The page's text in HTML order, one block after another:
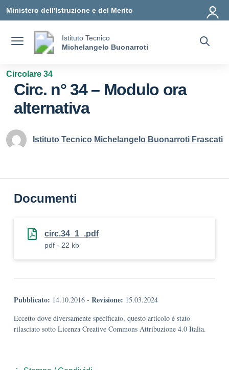
Ministero dell'Istruzione e del Merito
Istituto Tecnico
Michelangelo Buonarroti
Circolare 34
Circ. n° 34 – Modulo ora
alternativa
Istituto Tecnico Michelangelo Buonarroti Frascati
Documenti
circ.34_1_.pdf
pdf - 22 kb
Pubblicato: 14.10.2016 - Revisione: 15.03.2024
Eccetto dove diversamente specificato, questo articolo è stato
rilasciato sotto Licenza Creative Commons Attribuzione 4.0 Italia.